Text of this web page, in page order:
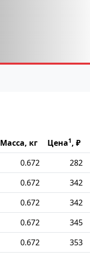
Масса, кг Цена1, ₽
0.672 282
0.672 342
0.672 342
0.672 345
0.672 353